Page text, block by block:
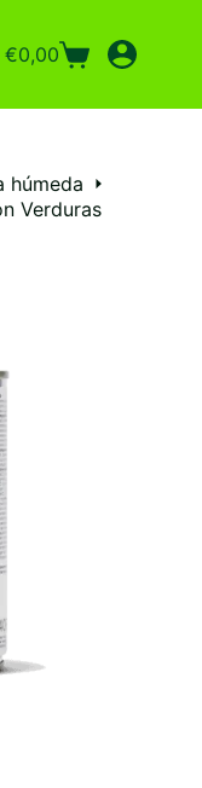
Carro
compra
€0,00
húmeda
Verduras